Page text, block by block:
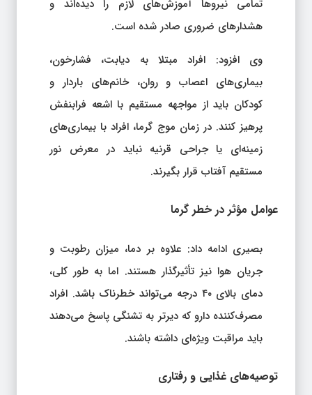
تمامی نیروها آموزش‌های لازم را دیده‌اند و
هشدارهای ضروری صادر شده است.
وی افزود: افراد مبتلا به دیابت، فشارخون،
بیماری‌های اعصاب و روان، خانم‌های باردار و
کودکان باید از مواجهه مستقیم با اشعه فرابنفش
پرهیز کنند. در زمان موج گرما، افراد با بیماری‌های
زمینه‌ای یا جراحی قرنیه نباید در معرض نور
مستقیم آفتاب قرار بگیرند.
عوامل مؤثر در خطر گرما
بصیری ادامه داد: علاوه بر دما، میزان رطوبت و
جریان هوا نیز تأثیرگذار هستند. اما به طور کلی،
دمای بالای ۴۰ درجه می‌تواند خطرناک باشد. افراد
مصرف‌کننده دارو که دیرتر به تشنگی پاسخ می‌دهند
باید مراقبت ویژه‌ای داشته باشند.
توصیه‌های غذایی و رفتاری